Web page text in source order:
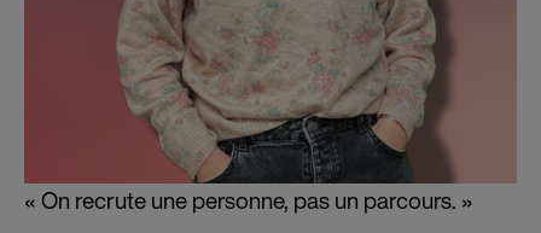
« On recrute une personne, pas un parcours. »